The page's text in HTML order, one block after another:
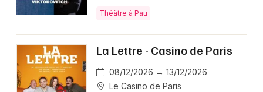
Théâtre à Pau
La Lettre - Casino de Paris
08/12/2026 → 13/12/2026
Le Casino de Paris